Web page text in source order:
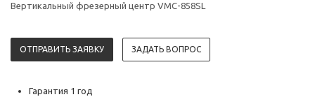
Вертикальный фрезерный центр VMC-858SL
ОТПРАВИТЬ ЗАЯВКУ ЗАДАТЬ ВОПРОС
Гарантия 1 год